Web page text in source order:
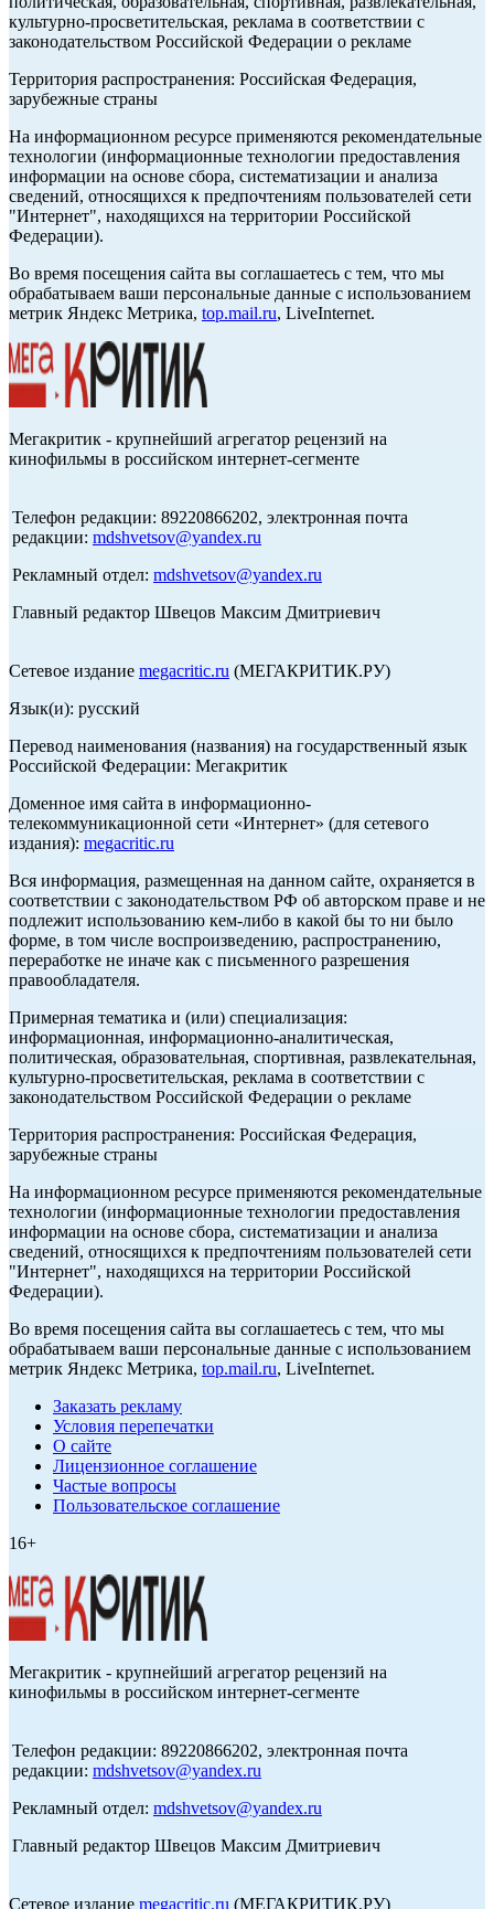
культурно-просветительская, реклама в соответствии с
законодательством Российской Федерации о рекламе
Территория распространения: Российская Федерация,
зарубежные страны
На информационном ресурсе применяются рекомендательные
технологии (информационные технологии предоставления
информации на основе сбора, систематизации и анализа
сведений, относящихся к предпочтениям пользователей сети
"Интернет", находящихся на территории Российской
Федерации).
Во время посещения сайта вы соглашаетесь с тем, что мы
обрабатываем ваши персональные данные с использованием
метрик Яндекс Метрика, top.mail.ru, LiveInternet.
Мегакритик - крупнейший агрегатор рецензий на
кинофильмы в российском интернет-сегменте
Телефон редакции: 89220866202, электронная почта
редакции: mdshvetsov@yandex.ru
Рекламный отдел: mdshvetsov@yandex.ru
Главный редактор Швецов Максим Дмитриевич
Сетевое издание megacritic.ru (МЕГАКРИТИК.РУ)
Язык(и): русский
Перевод наименования (названия) на государственный язык
Российской Федерации: Мегакритик
Доменное имя сайта в информационно-
телекоммуникационной сети «Интернет» (для сетевого
издания): megacritic.ru
Вся информация, размещенная на данном сайте, охраняется в
соответствии с законодательством РФ об авторском праве и не
подлежит использованию кем-либо в какой бы то ни было
форме, в том числе воспроизведению, распространению,
переработке не иначе как с письменного разрешения
правообладателя.
Примерная тематика и (или) специализация:
информационная, информационно-аналитическая,
политическая, образовательная, спортивная, развлекательная,
культурно-просветительская, реклама в соответствии с
законодательством Российской Федерации о рекламе
Территория распространения: Российская Федерация,
зарубежные страны
На информационном ресурсе применяются рекомендательные
технологии (информационные технологии предоставления
информации на основе сбора, систематизации и анализа
сведений, относящихся к предпочтениям пользователей сети
"Интернет", находящихся на территории Российской
Федерации).
Во время посещения сайта вы соглашаетесь с тем, что мы
обрабатываем ваши персональные данные с использованием
метрик Яндекс Метрика, top.mail.ru, LiveInternet.
Заказать рекламу
Условия перепечатки
О сайте
Лицензионное соглашение
Частые вопросы
Пользовательское соглашение
16+
Мегакритик - крупнейший агрегатор рецензий на
кинофильмы в российском интернет-сегменте
Телефон редакции: 89220866202, электронная почта
редакции: mdshvetsov@yandex.ru
Рекламный отдел: mdshvetsov@yandex.ru
Главный редактор Швецов Максим Дмитриевич
Сетевое издание megacritic.ru (МЕГАКРИТИК.РУ)